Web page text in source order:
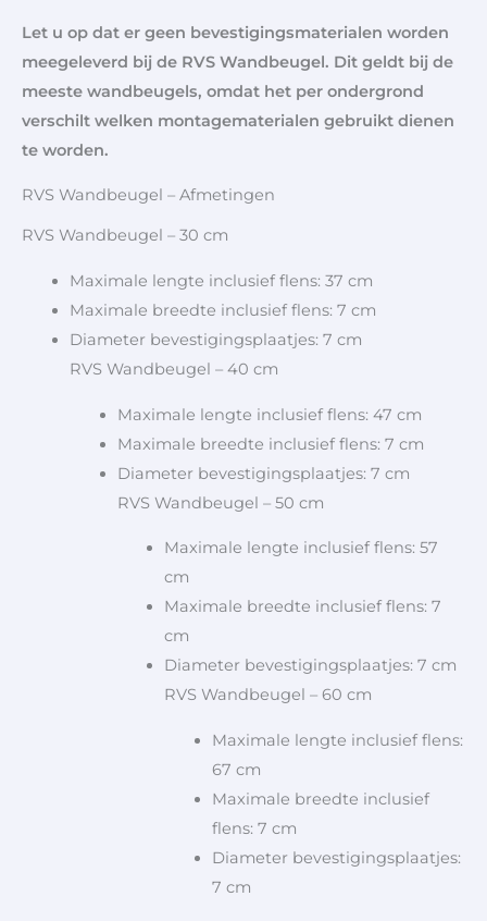
Let u op dat er geen bevestigingsmaterialen worden
meegeleverd bij de RVS Wandbeugel. Dit geldt bij de
meeste wandbeugels, omdat het per ondergrond
verschilt welken montagematerialen gebruikt dienen
te worden.
RVS Wandbeugel – Afmetingen
RVS Wandbeugel – 30 cm
Maximale lengte inclusief flens: 37 cm
Maximale breedte inclusief flens: 7 cm
Diameter bevestigingsplaatjes: 7 cm
RVS Wandbeugel – 40 cm
Maximale lengte inclusief flens: 47 cm
Maximale breedte inclusief flens: 7 cm
Diameter bevestigingsplaatjes: 7 cm
RVS Wandbeugel – 50 cm
Maximale lengte inclusief flens: 57
cm
Maximale breedte inclusief flens: 7
cm
Diameter bevestigingsplaatjes: 7 cm
RVS Wandbeugel – 60 cm
Maximale lengte inclusief flens:
67 cm
Maximale breedte inclusief
flens: 7 cm
Diameter bevestigingsplaatjes:
7 cm